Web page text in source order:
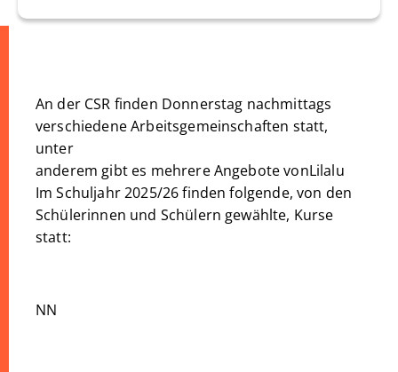
An der CSR finden Donnerstag nachmittags
verschiedene Arbeitsgemeinschaften statt,
unter
anderem gibt es mehrere Angebote vonLilalu
Im Schuljahr 2025/26 finden folgende, von den
Schülerinnen und Schülern gewählte, Kurse
statt:
NN